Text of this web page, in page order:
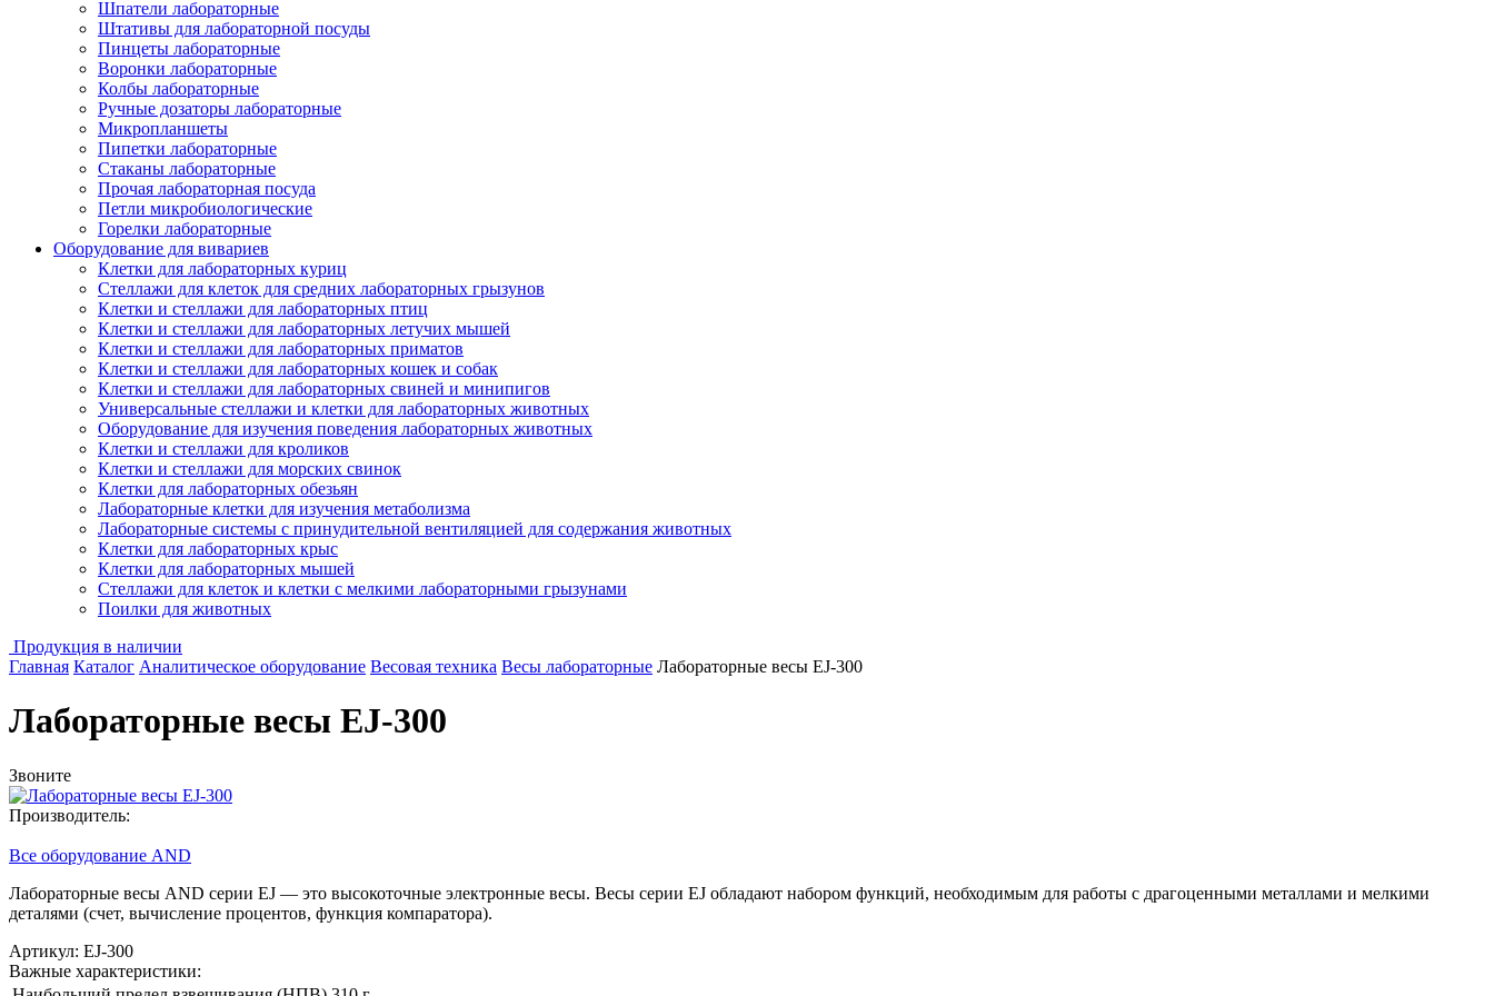
Шпатели лабораторные
Штативы для лабораторной посуды
Пинцеты лабораторные
Воронки лабораторные
Колбы лабораторные
Ручные дозаторы лабораторные
Микропланшеты
Пипетки лабораторные
Стаканы лабораторные
Прочая лабораторная посуда
Петли микробиологические
Горелки лабораторные
Оборудование для вивариев
Клетки для лабораторных куриц
Стеллажи для клеток для средних лабораторных грызунов
Клетки и стеллажи для лабораторных птиц
Клетки и стеллажи для лабораторных летучих мышей
Клетки и стеллажи для лабораторных приматов
Клетки и стеллажи для лабораторных кошек и собак
Клетки и стеллажи для лабораторных свиней и минипигов
Универсальные стеллажи и клетки для лабораторных животных
Оборудование для изучения поведения лабораторных животных
Клетки и стеллажи для кроликов
Клетки и стеллажи для морских свинок
Клетки для лабораторных обезьян
Лабораторные клетки для изучения метаболизма
Лабораторные системы с принудительной вентиляцией для содержания животных
Клетки для лабораторных крыс
Клетки для лабораторных мышей
Стеллажи для клеток и клетки с мелкими лабораторными грызунами
Поилки для животных
Продукция в наличии
Главная Каталог Аналитическое оборудование Весовая техника Весы лабораторные Лабораторные весы EJ-300
Лабораторные весы EJ-300
Звоните
Производитель:
Все оборудование AND
Лабораторные весы AND серии EJ — это высокоточные электронные весы. Весы серии EJ обладают набором функций, необходимым для работы с драгоценными металлами и мелкими
деталями (счет, вычисление процентов, функция компаратора).
Артикул: EJ-300
Важные характеристики: